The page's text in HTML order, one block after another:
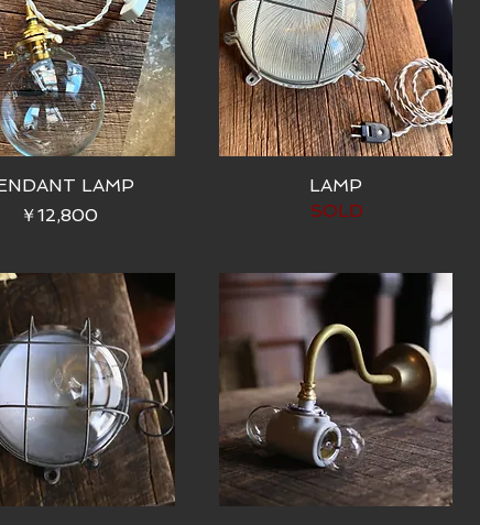
LAMP
価格
￥12,800
LAMP
SOLD